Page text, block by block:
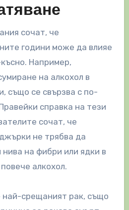
сочат, че
години може да влияе
Например,
на алкохол в
също се свързва с по-
справка на тези
сочат, че
не трябва да
на фибри или ядки в
алкохол.
най-срещаният рак, също